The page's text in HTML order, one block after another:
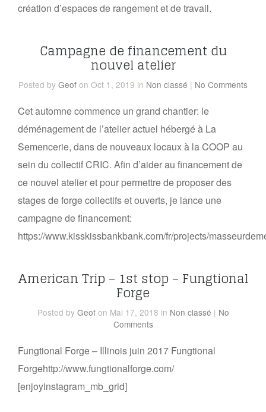
création d’espaces de rangement et de travail.
Campagne de financement du
nouvel atelier
Posted by Geof on Oct 1, 2019 in Non classé | No Comments
Cet automne commence un grand chantier: le
déménagement de l’atelier actuel hébergé à La
Semencerie, dans de nouveaux locaux à la COOP au
sein du collectif CRIC. Afin d’aider au financement de
ce nouvel atelier et pour permettre de proposer des
stages de forge collectifs et ouverts, je lance une
campagne de financement:
https://www.kisskissbankbank.com/fr/projects/
American Trip – 1st stop – Fungtional
Forge
Posted by Geof on Mai 17, 2018 in Non classé | No
Comments
Fungtional Forge – Illinois juin 2017 Fungtional
Forgehttp://www.fungtionalforge.com/
[enjoyinstagram_mb_grid]